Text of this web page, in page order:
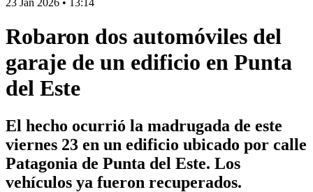
23 Jan 2026 • 13:14
Robaron dos automóviles del
garaje de un edificio en Punta
del Este
El hecho ocurrió la madrugada de este
viernes 23 en un edificio ubicado por calle
Patagonia de Punta del Este. Los
vehículos ya fueron recuperados.